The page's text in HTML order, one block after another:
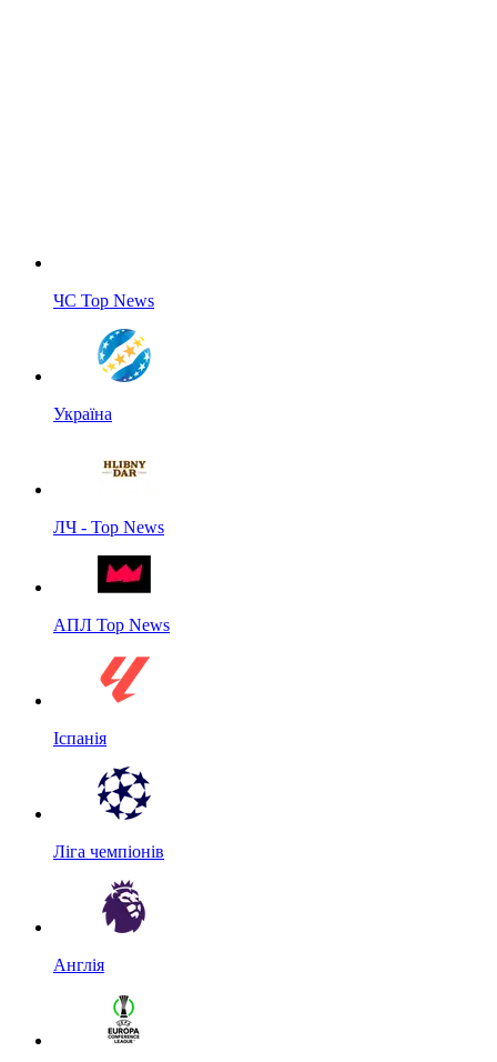
ЧС Top News
Україна
ЛЧ - Top News
АПЛ Top News
Іспанія
Ліга чемпіонів
Англія